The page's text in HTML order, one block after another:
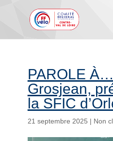
PAROLE
Grosjean,
la SFIC
21 septembre 2025 | Non